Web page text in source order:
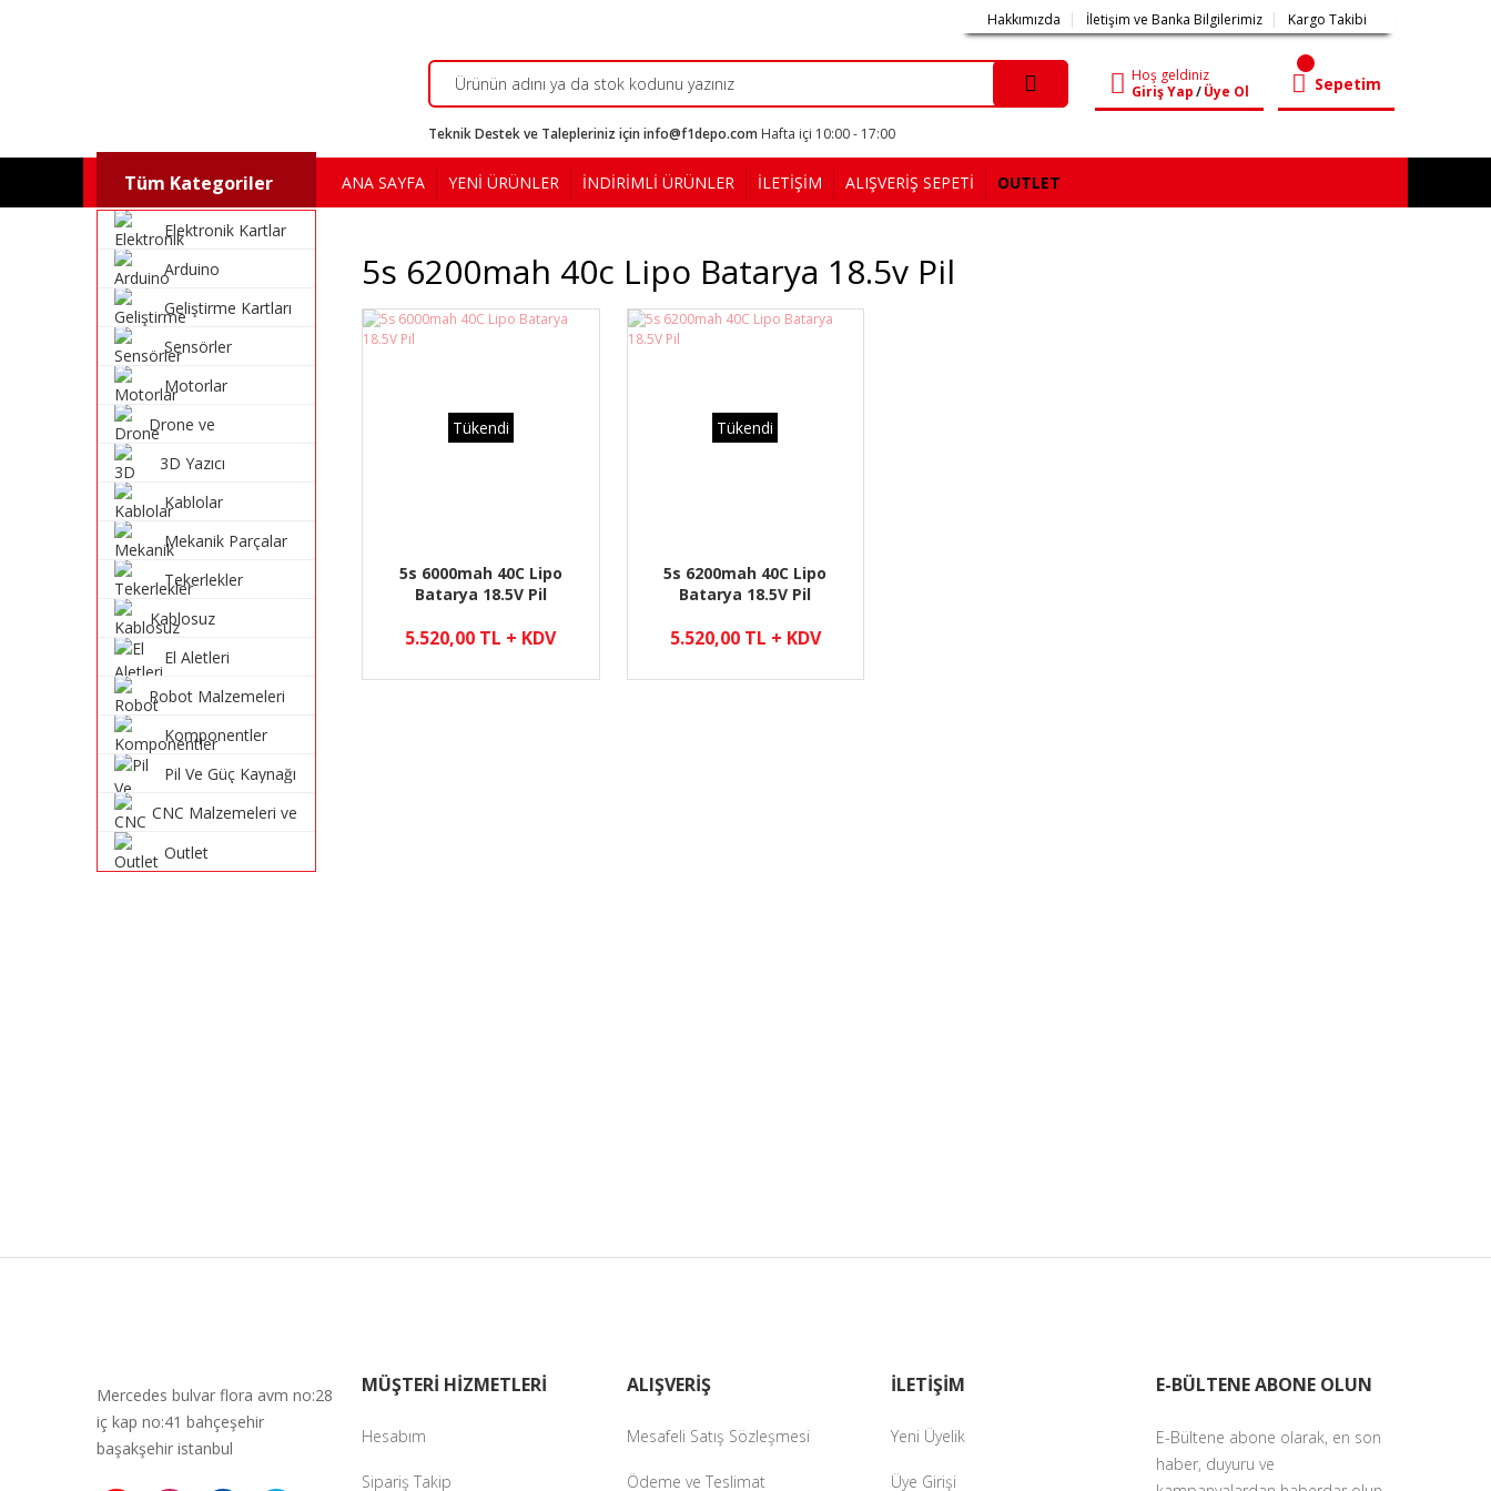
Hakkımızda İletişim ve Banka Bilgilerimiz Kargo Takibi
Hoş geldiniz
Giriş Yap/Üye Ol Sepetim
Teknik Destek ve Talepleriniz için info@f1depo.com Hafta içi 10:00 - 17:00
Tüm Kategoriler
Elektronik Kartlar
Arduino
Geliştirme Kartları
Sensörler
Motorlar
Drone ve
Malzemeleri
3D Yazıcı
Kablolar
Mekanik Parçalar
Tekerlekler
Kablosuz
Sistemleri
El Aletleri
Robot Malzemeleri
Komponentler
Pil Ve Güç Kaynağı
CNC Malzemeleri ve
Outlet
ANA SAYFA YENİ ÜRÜNLER İNDİRİMLİ ÜRÜNLER İLETİŞİM ALIŞVERİŞ SEPETİ OUTLET
5s 6200mah 40c Lipo Batarya 18.5v Pil
Tükendi
5s 6000mah 40C Lipo
Batarya 18.5V Pil
5.520,00 TL + KDV
Tükendi
5s 6200mah 40C Lipo
Batarya 18.5V Pil
5.520,00 TL + KDV
Mercedes bulvar flora avm no:28
iç kap no:41 bahçeşehir
başakşehir istanbul
MÜŞTERİ HİZMETLERİ
Hesabım
Sipariş Takip
ALIŞVERİŞ
Mesafeli Satış Sözleşmesi
Ödeme ve Teslimat
İLETİŞİM
Yeni Üyelik
Üye Girişi
E-BÜLTENE ABONE OLUN
E-Bültene abone olarak, en son
haber, duyuru ve